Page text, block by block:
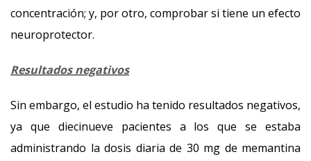
concentración; y, por otro, comprobar si tiene un efecto
neuroprotector.
Resultados negativos
Sin embargo, el estudio ha tenido resultados negativos,
ya que diecinueve pacientes a los que se estaba
administrando la dosis diaria de 30 mg de memantina